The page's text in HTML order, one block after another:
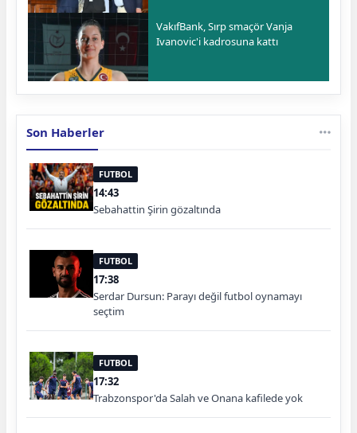
VakıfBank, Sırp smaçör Vanja
Ivanovic'i kadrosuna kattı
Son Haberler
FUTBOL
14:43
Sebahattin Şirin gözaltında
FUTBOL
17:38
Serdar Dursun: Parayı değil futbol oynamayı
seçtim
FUTBOL
17:32
Trabzonspor'da Salah ve Onana kafilede yok